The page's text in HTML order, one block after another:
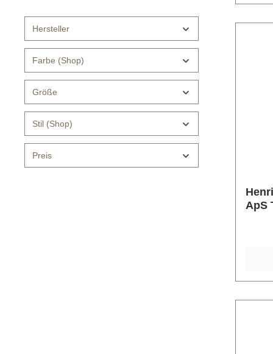
Hersteller
Farbe (Shop)
Größe
Stil (Shop)
Preis
ApS